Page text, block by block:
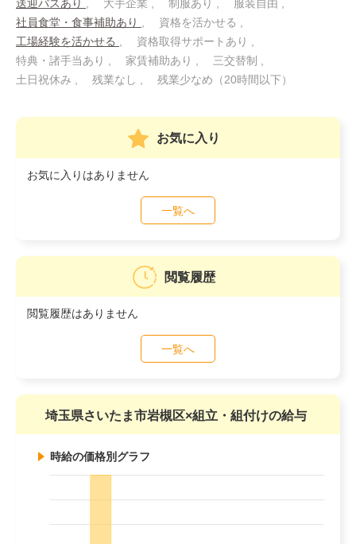
送迎バスあり 大手企業 制服あり
服装自由
社員食堂・食事補助あり
資格を活かせる
工場経験を活かせる
資格取得サポートあり
特典・諸手当あり
家賃補助あり
三交替制
土日祝休み
残業なし 残業少なめ（20時間以下）
お気に入り
お気に入りはありません
一覧へ
閲覧履歴
閲覧履歴はありません
一覧へ
埼玉県さいたま市岩槻区×組立・組付けの給与
時給の価格別グラフ